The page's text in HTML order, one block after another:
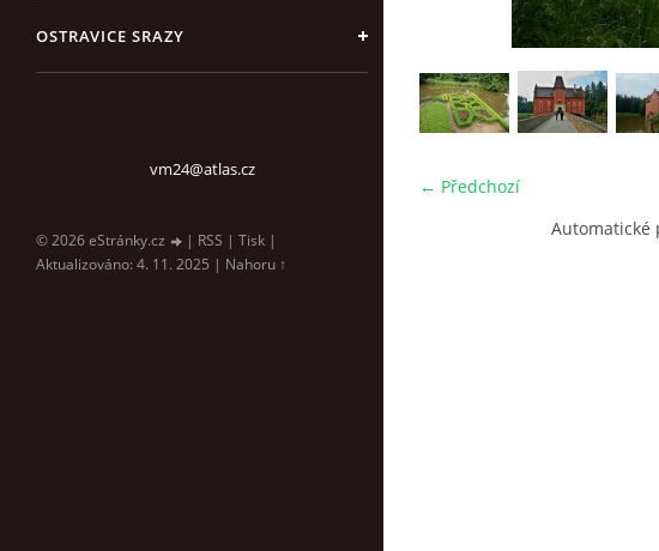
OSTRAVICE SRAZY
vm24@atlas.cz
© 2026 eStránky.cz | RSS | Tisk |
Aktualizováno: 4. 11. 2025 | Nahoru ↑
← Předchozí
Automatické